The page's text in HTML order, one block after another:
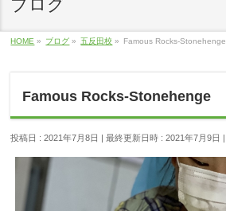
ブログ
HOME » ブログ » 五反田校 » Famous Rocks-Stonehenge
Famous Rocks-Stonehenge
投稿日 : 2021年7月8日 最終更新日時 : 2021年7月9日